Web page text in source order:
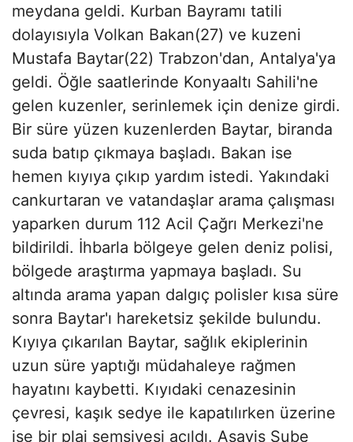
meydana geldi. Kurban Bayramı tatili
dolayısıyla Volkan Bakan(27) ve kuzeni
Mustafa Baytar(22) Trabzon'dan, Antalya'ya
geldi. Öğle saatlerinde Konyaaltı Sahili'ne
gelen kuzenler, serinlemek için denize girdi.
Bir süre yüzen kuzenlerden Baytar, biranda
suda batıp çıkmaya başladı. Bakan ise
hemen kıyıya çıkıp yardım istedi. Yakındaki
cankurtaran ve vatandaşlar arama çalışması
yaparken durum 112 Acil Çağrı Merkezi'ne
bildirildi. İhbarla bölgeye gelen deniz polisi,
bölgede araştırma yapmaya başladı. Su
altında arama yapan dalgıç polisler kısa süre
sonra Baytar'ı hareketsiz şekilde bulundu.
Kıyıya çıkarılan Baytar, sağlık ekiplerinin
uzun süre yaptığı müdahaleye rağmen
hayatını kaybetti. Kıyıdaki cenazesinin
çevresi, kaşık sedye ile kapatılırken üzerine
ise bir plaj şemsiyesi açıldı. Asayiş Şube